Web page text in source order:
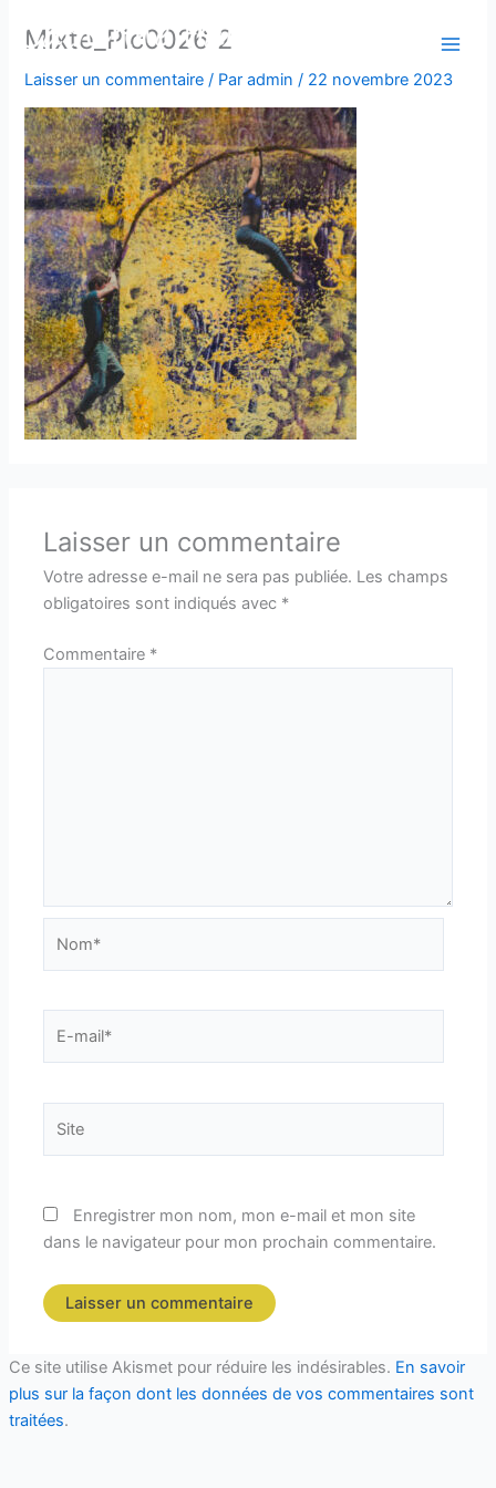
Mixte_Pic0026 2
Laisser un commentaire / Paradmin/ 22 novembre 2023
Laisser un commentaire
Votre adresse e-mail ne sera pas publiée. Les champs
obligatoires sont indiqués avec *
Commentaire *
Enregistrer mon nom, mon e-mail et mon site
dans le navigateur pour mon prochain commentaire.
Ce site utilise Akismet pour réduire les indésirables. En savoir
plus sur la façon dont les données de vos commentaires sont
traitées.